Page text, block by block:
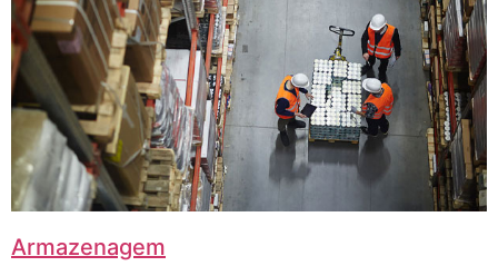
Armazenagem